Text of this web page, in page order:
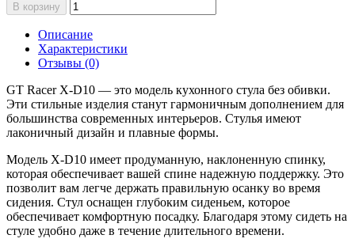
В корзину
Описание
Характеристики
Отзывы (0)
GT Racer X-D10 — это модель кухонного стула без обивки.
Эти стильные изделия станут гармоничным дополнением для
большинства современных интерьеров. Стулья имеют
лаконичный дизайн и плавные формы.
Модель X-D10 имеет продуманную, наклоненную спинку,
которая обеспечивает вашей спине надежную поддержку. Это
позволит вам легче держать правильную осанку во время
сидения. Стул оснащен глубоким сиденьем, которое
обеспечивает комфортную посадку. Благодаря этому сидеть на
стуле удобно даже в течение длительного времени.